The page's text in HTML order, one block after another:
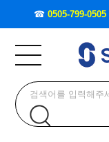
☎ 0505-799-0505